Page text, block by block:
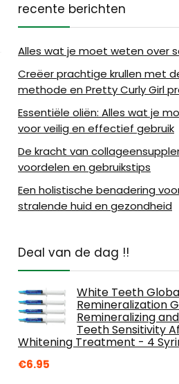
recente berichten
Alles wat je moet weten over
Creëer prachtige krullen met
methode en Pretty Curly Girl
Essentiële oliën: Alles wat je
voor veilig en effectief gebruik
De kracht van
voordelen en gebruikstips
Een holistische benadering
stralende huid en gezondheid
Deal van de dag !!
White Teeth
Remineralization
Remineralizing
Teeth Sensitivity
Whitening Treatment - 4
€6.95